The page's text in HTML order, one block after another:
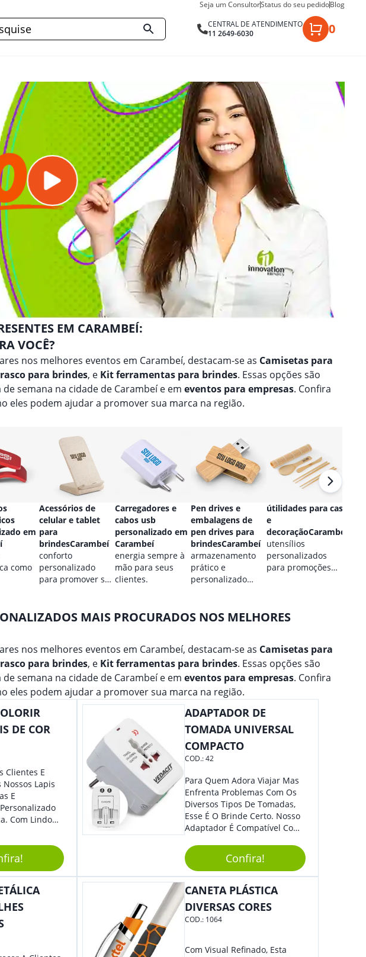
Seja um ConsultorStatus do seu pedidoBlog
CENTRAL DE ATENDIMENTO
11 2649-6030
0
EM CARAMBEÍ:
VOCÊ?
nos melhores eventos em Carambeí, destacam-se as Camisetas para
para brindes, e Kit ferramentas para brindes. Essas opções são
semana na cidade de Carambeí e em eventos para empresas. Confira
eles podem ajudar a promover sua marca na região.
em
como
Acessórios de
celular e tablet
para
brindesCarambeí
conforto
personalizado
para promover sua
Carregadores e
cabos usb
personalizado em
Carambeí
energia sempre à
mão para seus
clientes.
Pen drives e
embalagens de
pen drives para
brindesCarambeí
armazenamento
prático e
personalizado
útilidades para casa
e
decoraçãoCarambeí
utensílios
personalizados
para promoções
MAIS PROCURADOS NOS MELHORES
nos melhores eventos em Carambeí, destacam-se as Camisetas para
para brindes, e Kit ferramentas para brindes. Essas opções são
semana na cidade de Carambeí e em eventos para empresas. Confira
eles podem ajudar a promover sua marca na região.
DE COR
Clientes E
Lapis
E
Com Lindo
ADAPTADOR DE
TOMADA UNIVERSAL
COMPACTO
COD.:42
Para Quem Adora Viajar Mas
Enfrenta Problemas Com Os
Diversos Tipos De Tomadas,
Esse É O Brinde Certo. Nosso
Adaptador É Compatível Com
Diferentes Países E Com
Todas As Tensões. Em
Tamanho Compacto, É
Perfeito Para Carregar Na
Praticidade Que Todos
Precisam Em Apenas Um
Personalize-O Com Sua Marca
Confira!
CANETA PLÁSTICA
DIVERSAS CORES
COD.: 1064
Com Visual Refinado, Esta